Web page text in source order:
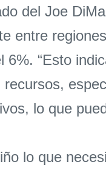
del Joe
entre
“Esto
lo que
lo que